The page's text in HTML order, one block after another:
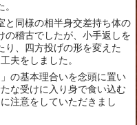
と同様の相半身交差持ち体の
の稽古でしたが、小手返しを
り、四方投げの形を変えた
夫をしました。
の基本理合いを念頭に置い
な受けに入り身で食い込む
注意をしていただきまし